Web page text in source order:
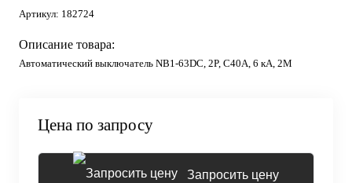
Артикул: 182724
Описание товара:
Автоматический выключатель NB1-63DC, 2P, C40А, 6 кА, 2М
Цена по запросу
Запросить цену